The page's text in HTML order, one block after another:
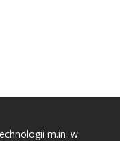
m.in. w